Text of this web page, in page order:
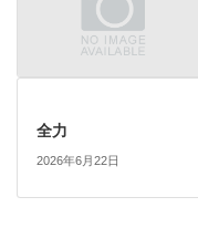
全力
2026年6月22日